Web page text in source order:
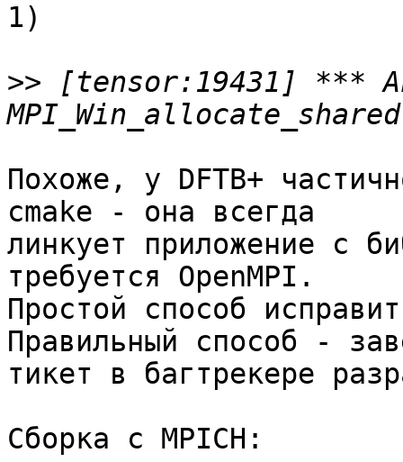
1)
>> [tensor:19431] ***
Похоже, у DFTB+
cmake - она всегда
линкует приложение с
требуется OpenMPI.
Простой способ
Правильный способ -
тикет в багтрекере
Сборка с MPICH: